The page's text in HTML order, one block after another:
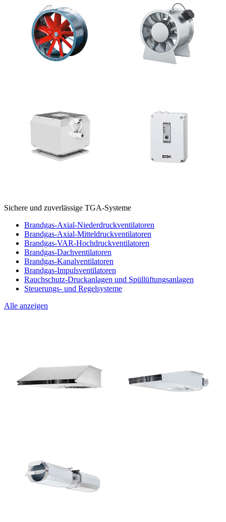
Sichere und zuverlässige TGA-Systeme
Brandgas-Axial-Niederdruckventilatoren
Brandgas-Axial-Mitteldruckventilatoren
Brandgas-VAR-Hochdruckventilatoren
Brandgas-Dachventilatoren
Brandgas-Kanalventilatoren
Brandgas-Impulsventilatoren
Rauchschutz-Druckanlagen und Spüllüftungsanlagen
Steuerungs- und Regelsysteme
Alle anzeigen